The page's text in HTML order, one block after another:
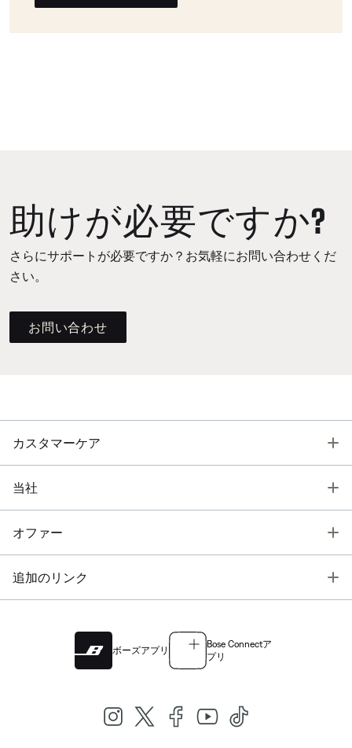
助けが必要ですか?
さらにサポートが必要ですか？お気軽にお問い合わせくだ
さい。
お問い合わせ
カスタマーケア
当社
オファー
追加のリンク
ボーズアプリ
Bose Connectア
プリ